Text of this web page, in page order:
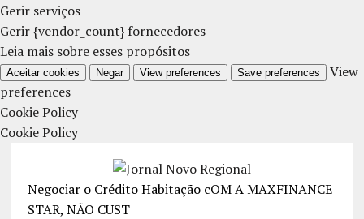
Gerir serviços
Gerir {vendor_count} fornecedores
Leia mais sobre esses propósitos
Aceitar cookies Negar View preferences Save preferences
View
preferences
Cookie Policy
Cookie Policy
Negociar o Crédito Habitação cOM A MAXFINANCE
STAR, NÃO CUST